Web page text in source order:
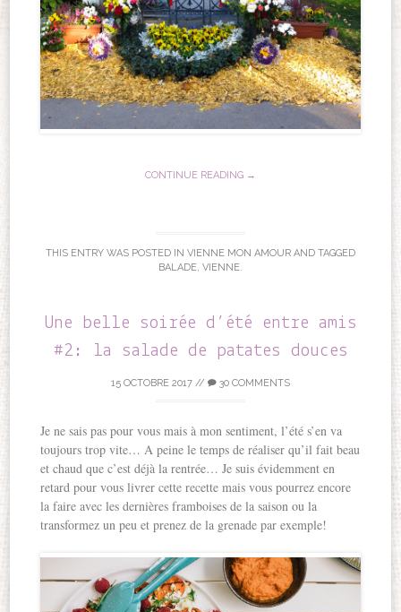
CONTINUE READING →
THIS ENTRY WAS POSTED IN VIENNE MON AMOUR AND TAGGED
BALADE, VIENNE.
Une belle soirée d’été entre amis
#2: la salade de patates douces
15 OCTOBRE 2017 // 30 COMMENTS
Je ne sais pas pour vous mais à mon sentiment, l’été s’en va
toujours trop vite… A peine le temps de réaliser qu’il fait beau
et chaud que c’est déjà la rentrée… Je suis évidemment en
retard pour vous livrer cette recette mais vous pourrez encore
la faire avec les dernières framboises de la saison ou la
transformez un peu et prenez de la grenade par exemple!